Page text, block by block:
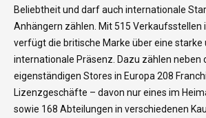
Beliebtheit und darf auch internationale
Anhängern zählen. Mit 515 Verkaufsstellen
verfügt die britische Marke über eine starke
internationale Präsenz. Dazu zählen neben
eigenständigen Stores in Europa 208
Lizenzgeschäfte – davon nur eines im
sowie 168 Abteilungen in verschiedenen